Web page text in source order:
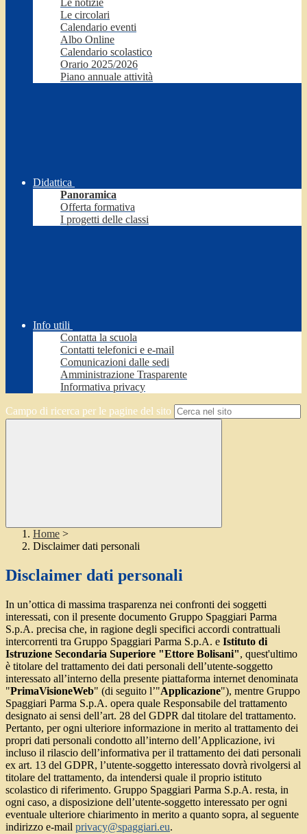
Le notizie
Le circolari
Calendario eventi
Albo Online
Calendario scolastico
Orario 2025/2026
Piano annuale attività
Didattica
Panoramica
Offerta formativa
I progetti delle classi
Info utili
Contatta la scuola
Contatti telefonici e e-mail
Comunicazioni dalle sedi
Amministrazione Trasparente
Informativa privacy
Campo di ricerca per le pagine del sito
Home >
Disclaimer dati personali
Disclaimer dati personali
In un’ottica di massima trasparenza nei confronti dei soggetti
interessati, con il presente documento Gruppo Spaggiari Parma
S.p.A. precisa che, in ragione degli specifici accordi contrattuali
intercorrenti tra Gruppo Spaggiari Parma S.p.A. e Istituto di
Istruzione Secondaria Superiore "Ettore Bolisani", quest'ultimo
è titolare del trattamento dei dati personali dell’utente-soggetto
interessato all’interno della presente piattaforma internet denominata
"PrimaVisioneWeb" (di seguito l’"Applicazione"), mentre Gruppo
Spaggiari Parma S.p.A. opera quale Responsabile del trattamento
designato ai sensi dell’art. 28 del GDPR dal titolare del trattamento.
Pertanto, per ogni ulteriore informazione in merito al trattamento dei
propri dati personali condotto all’interno dell’Applicazione, ivi
incluso il rilascio dell’informativa per il trattamento dei dati personali
ex art. 13 del GDPR, l’utente-soggetto interessato dovrà rivolgersi al
titolare del trattamento, da intendersi quale il proprio istituto
scolastico di riferimento. Gruppo Spaggiari Parma S.p.A. resta, in
ogni caso, a disposizione dell’utente-soggetto interessato per ogni
eventuale ulteriore chiarimento in merito a quanto sopra, al seguente
indirizzo e-mail privacy@spaggiari.eu.